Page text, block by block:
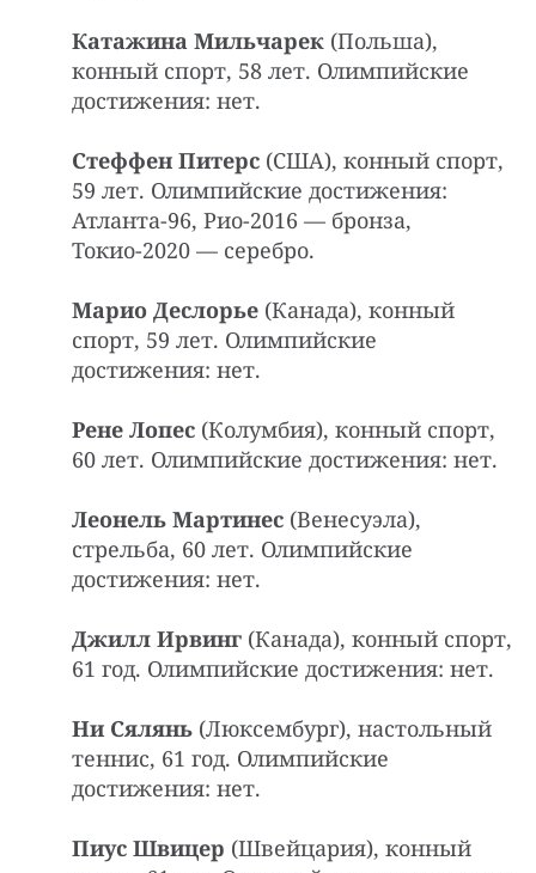
Катажина Мильчарек (Польша),
конный спорт, 58 лет. Олимпийские
достижения: нет.
Стеффен Питерс (США), конный спорт,
59 лет. Олимпийские достижения:
Атланта-96, Рио-2016 — бронза,
Токио-2020 — серебро.
Марио Деслорье (Канада), конный
спорт, 59 лет. Олимпийские
достижения: нет.
Рене Лопес (Колумбия), конный спорт,
60 лет. Олимпийские достижения: нет.
Леонель Мартинес (Венесуэла),
стрельба, 60 лет. Олимпийские
достижения: нет.
Джилл Ирвинг (Канада), конный спорт,
61 год. Олимпийские достижения: нет.
Ни Сялянь (Люксембург), настольный
теннис, 61 год. Олимпийские
достижения: нет.
Пиус Швицер (Швейцария), конный